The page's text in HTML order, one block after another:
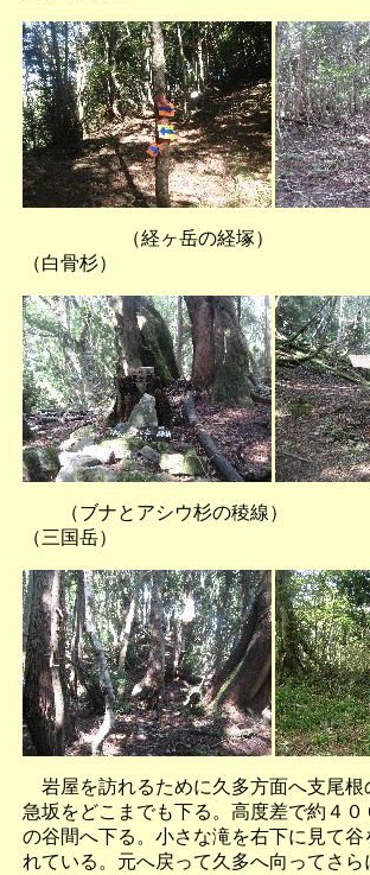
（経ヶ岳の経塚）
（白骨杉）
（ブナとアシウ杉
（三国岳）
岩屋を訪れるために久多方面へ支尾根
急坂をどこまでも下る。高度差で約４
の谷間へ下る。小さな滝を右下に見て
れている。元へ戻って久多へ向ってさ